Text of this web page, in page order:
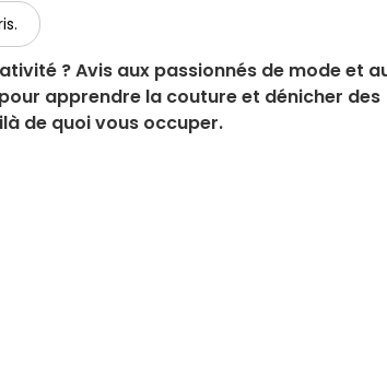
? Avis aux passionnés de mode et
apprendre la couture et dénicher des
de quoi vous occuper.